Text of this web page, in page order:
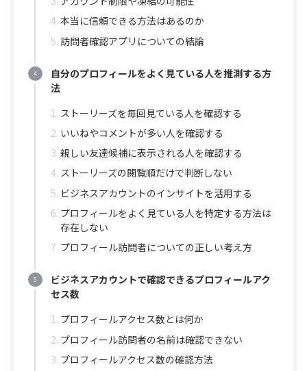
本当に信頼できる方法はあるのか
訪問者確認アプリについての結論
自分のプロフィールをよく見ている人を推測する方
法
ストーリーズを毎回見ている人を確認する
いいねやコメントが多い人を確認する
親しい友達候補に表示される人を確認する
ストーリーズの閲覧順だけで判断しない
ビジネスアカウントのインサイトを活用する
プロフィールをよく見ている人を特定する方法は
存在しない
プロフィール訪問者についての正しい考え方
ビジネスアカウントで確認できるプロフィールアク
セス数
プロフィールアクセス数とは何か
プロフィール訪問者の名前は確認できない
プロフィールアクセス数の確認方法